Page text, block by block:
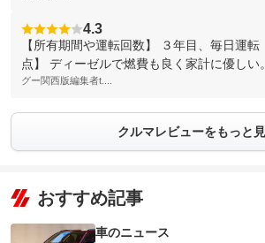
4.3
【所有期間や運転回数】 ３年目、毎日運
点】 ディーゼルで燃費も良く家計に優しい
グー関西版編集者t....
クルマレビューをもっと
おすすめ記事
車のニュース